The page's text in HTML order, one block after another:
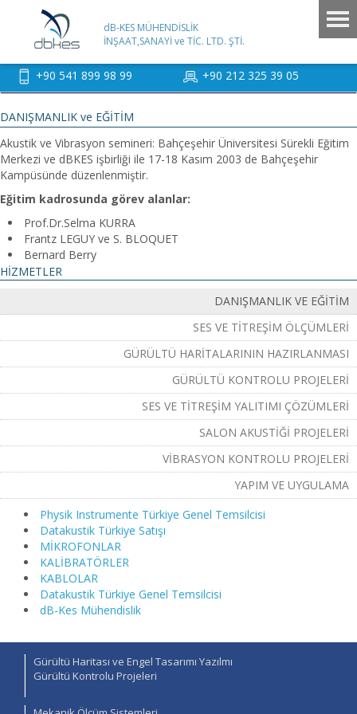
dB-KES MÜHENDİSLİK
İNŞAAT,SANAYİ ve TİC. LTD. ŞTİ.
+90 541 899 98 99 +90 212 325 39 05
DANIŞMANLIK ve EĞİTİM
Akustik ve Vibrasyon semineri: Bahçeşehir Üniversitesi Sürekli Eğitim
Merkezi ve dBKES işbirliği ile 17-18 Kasım 2003 de Bahçeşehir
Kampüsünde düzenlenmiştir.
Eğitim kadrosunda görev alanlar:
Prof.Dr.Selma KURRA
Frantz LEGUY ve S. BLOQUET
Bernard Berry
HİZMETLER
DANIŞMANLIK VE EĞITIM
SES VE TITREŞIM ÖLÇÜMLERI
GÜRÜLTÜ HARITALARININ HAZIRLANMASI
GÜRÜLTÜ KONTROLU PROJELERI
SES VE TITREŞIM YALITIMI ÇÖZÜMLERI
SALON AKUSTIĞI PROJELERI
VIBRASYON KONTROLU PROJELERI
YAPIM VE UYGULAMA
Physik Instrumente Türkiye Genel Temsilcisi
Datakustik Türkiye Satışı
MİKROFONLAR
KALİBRATÖRLER
KABLOLAR
Datakustik Türkiye Genel Temsilcisi
dB-Kes Mühendislik
Gürültü Haritası ve Engel Tasarımı Yazılmı
Gürültü Kontrolu Projeleri